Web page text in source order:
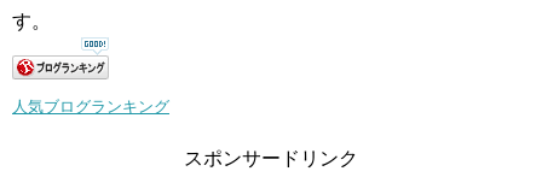
す。
人気ブログランキング
スポンサードリンク